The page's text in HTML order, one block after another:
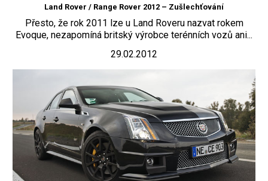
Land Rover / Range Rover 2012 – Zušlechťování
Přesto, že rok 2011 lze u Land Roveru nazvat rokem
Evoque, nezapomíná britský výrobce terénních vozů ani...
29.02.2012